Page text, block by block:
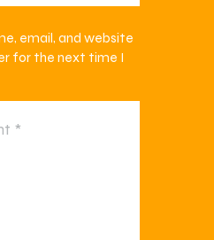
email, and website
for the next time I